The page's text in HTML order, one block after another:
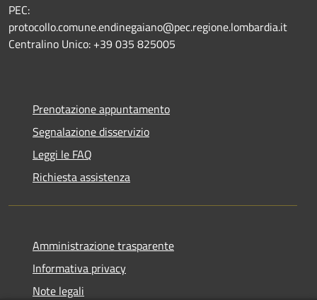
PEC:
protocollo.comune.endinegaiano@pec.regione.lombardia.it
Centralino Unico: +39 035 825005
Prenotazione appuntamento
Segnalazione disservizio
Leggi le FAQ
Richiesta assistenza
Amministrazione trasparente
Informativa privacy
Note legali